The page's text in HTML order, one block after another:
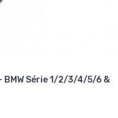
BMW Série 1/2/3/4/5/6 &